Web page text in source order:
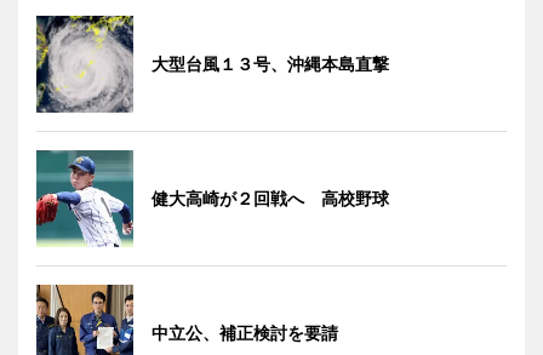
大型台風１３号、沖縄本島直撃
健大高崎が２回戦へ 高校野球
中立公、補正検討を要請